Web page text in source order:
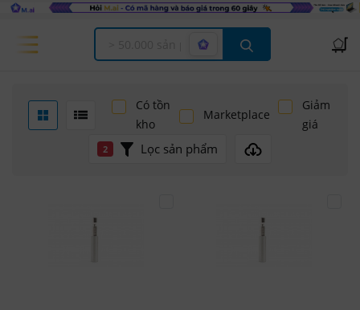
Offcanvas Menu Open
Có tồn
kho
Marketplace
Giảm
giá
2 Lọc sản phẩm